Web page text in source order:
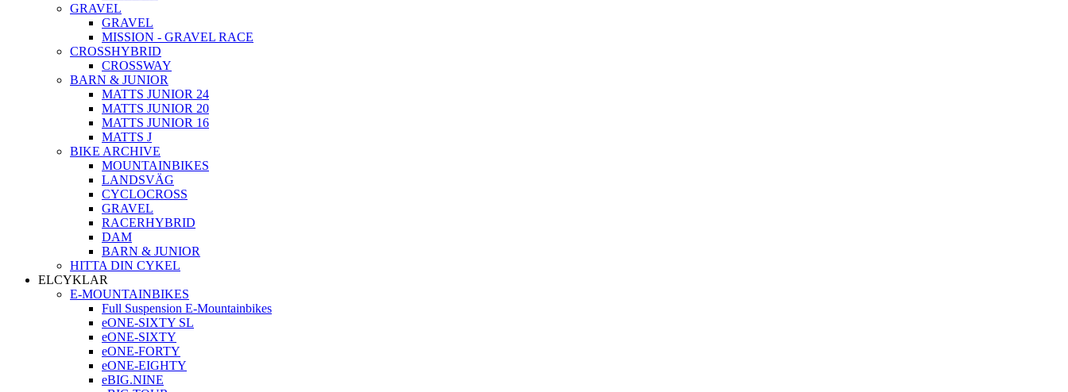
GRAVEL
GRAVEL
MISSION - GRAVEL RACE
CROSSHYBRID
CROSSWAY
BARN & JUNIOR
MATTS JUNIOR 24
MATTS JUNIOR 20
MATTS JUNIOR 16
MATTS J
BIKE ARCHIVE
MOUNTAINBIKES
LANDSVÄG
CYCLOCROSS
GRAVEL
RACERHYBRID
DAM
BARN & JUNIOR
HITTA DIN CYKEL
ELCYKLAR
E-MOUNTAINBIKES
Full Suspension E-Mountainbikes
eONE-SIXTY SL
eONE-SIXTY
eONE-FORTY
eONE-EIGHTY
eBIG.NINE